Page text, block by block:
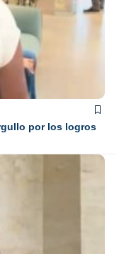
por los logros